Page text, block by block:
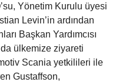
Yönetim Kurulu üyesi
Levin’in ardından
Başkan Yardımcısı
ülkemize ziyareti
Scania yetkilileri ile
Gustaffson,